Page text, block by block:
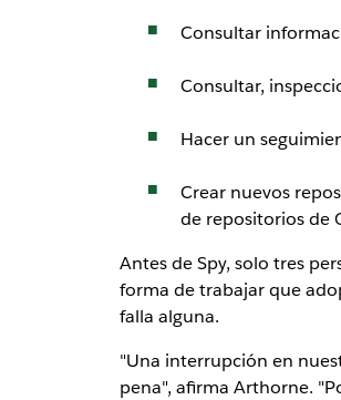
Consultar
Consultar,
Hacer un
Crear nuevos
de repositorios de
Antes de Spy, solo tres
forma de trabajar que
falla alguna.
"Una interrupción en
pena", afirma Arthorne.